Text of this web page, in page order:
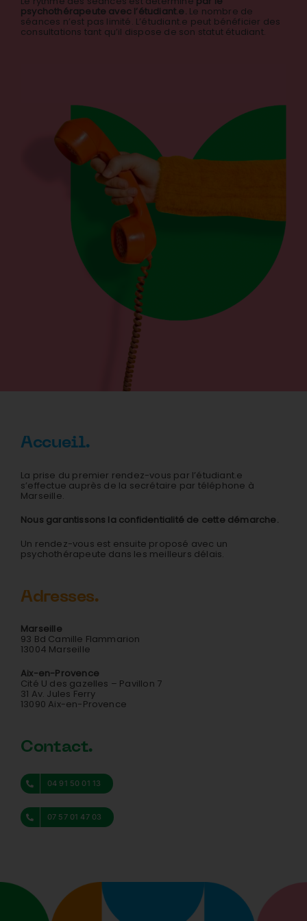
psychothérapeute avec l’étudiant.e. Le nombre de
séances n’est pas limité. L’étudiant.e peut bénéficier des
consultations tant qu’il dispose de son statut étudiant.
Accueil.
La prise du premier rendez-vous par l’étudiant.e
s’effectue auprès de la secrétaire par téléphone à
Marseille.
Nous garantissons la confidentialité de cette démarche.
Un rendez-vous est ensuite proposé avec un
psychothérapeute dans les meilleurs délais.
Adresses.
Marseille
93 Bd Camille Flammarion
13004 Marseille
Aix-en-Provence
Cité U des gazelles – Pavillon 7
31 Av. Jules Ferry
13090 Aix-en-Provence
Contact.
04 91 50 01 13
07 57 01 47 03